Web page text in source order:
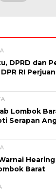
DPRD dan
RI
Lombok
Serapan
Barat